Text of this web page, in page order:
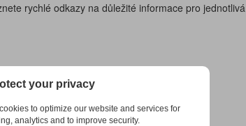
rychlé odkazy na důležité informace pro jednotlivá
your privacy
to optimize our website and services for
analytics and to improve security.